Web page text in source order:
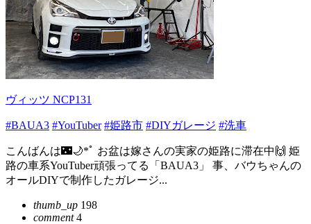
ヴィッツ NCP131
#BAUA3 #YouTuber #姫路市 #DIYガレージ #洗車
こんばんは🌃🌙*ﾟ お盆は嫁さんの実家の姫路に滞在中🙌 姫
路の車系YouTuber頑張ってる「BAUA3」 事、バウちゃんの
オールDIYで制作したガレージ...
thumb_up 198
comment4